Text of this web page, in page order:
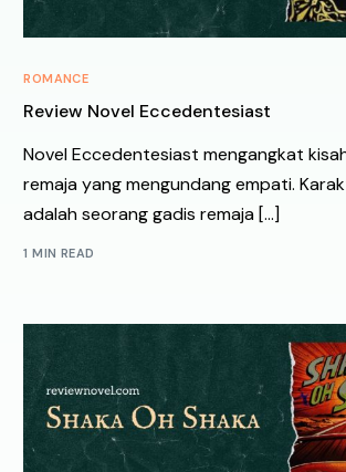
ROMANCE
Review Novel Eccedentesiast
Novel Eccedentesiast mengangkat
remaja yang mengundang empati.
adalah seorang gadis remaja […]
1 MIN READ